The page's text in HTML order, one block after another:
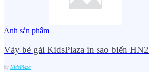
Ảnh sản phẩm
Váy bé gái KidsPlaza in sao biển
by KidsPlaza